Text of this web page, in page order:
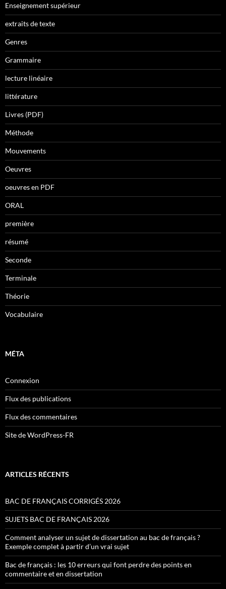
Enseignement supérieur
extraits de texte
Genres
Grammaire
lecture linéaire
littérature
Livres (PDF)
Méthode
Mouvements
Oeuvres
oeuvres en PDF
ORAL
première
résumé
Seconde
Terminale
Théorie
Vocabulaire
MÉTA
Connexion
Flux des publications
Flux des commentaires
Site de WordPress-FR
ARTICLES RÉCENTS
BAC DE FRANÇAIS CORRIGÉS 2026
SUJETS BAC DE FRANÇAIS 2026
Comment analyser un sujet de dissertation au bac de français ?
Exemple complet à partir d’un vrai sujet
Bac de français : les 10 erreurs qui font perdre des points en
commentaire et en dissertation